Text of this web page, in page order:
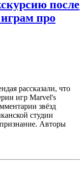
после
про
рассказали, что
игр Marvel's
звёзд
студии
признание. Авторы